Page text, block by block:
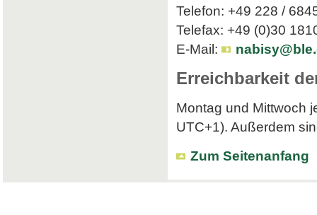
Telefon: +49 228 /
Telefax: +49 (0)30
E-Mail:
Erreichbarkeit
Montag und Mittwoch
UTC+1). Außerdem
Zum Seitenanfang